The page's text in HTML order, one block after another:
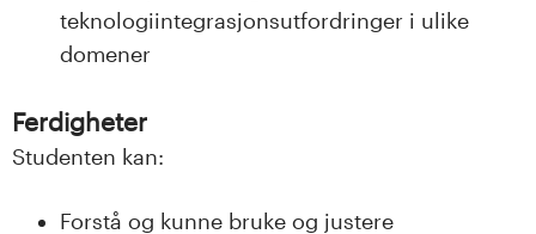
t
teknologiintegrasjonsutfordringer i ulike
domener
Ferdigheter
Studenten kan:
Forstå og kunne bruke og justere